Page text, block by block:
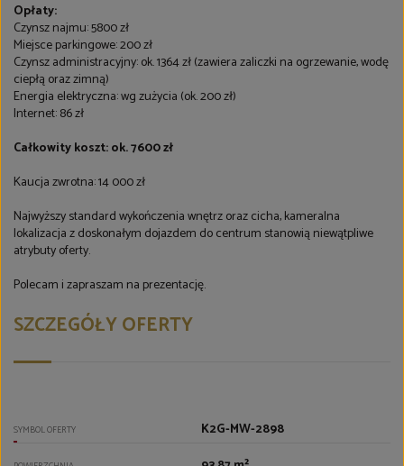
Opłaty:
Czynsz najmu: 5800 zł
Miejsce parkingowe: 200 zł
Czynsz administracyjny: ok. 1364 zł (zawiera zaliczki na ogrzewanie, wodę
ciepłą oraz zimną)
Energia elektryczna: wg zużycia (ok. 200 zł)
Internet: 86 zł
Całkowity koszt: ok. 7600 zł
Kaucja zwrotna: 14 000 zł
Najwyższy standard wykończenia wnętrz oraz cicha, kameralna
lokalizacja z doskonałym dojazdem do centrum stanowią niewątpliwe
atrybuty oferty.
Polecam i zapraszam na prezentację.
SZCZEGÓŁY OFERTY
SYMBOL OFERTY K2G-MW-2898